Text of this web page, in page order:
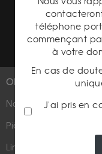
OR
Nouveautés
Pièces d'or
Lingots et lingotins
téléphone
commençant
à votre
En cas de
J'ai pris en